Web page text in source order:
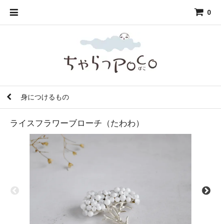
0
身につけるもの
ライスフラワーブローチ（たわわ）